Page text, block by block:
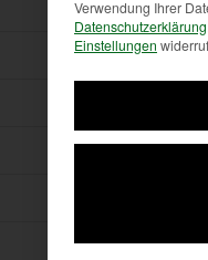
Verwendung Ihrer
Datenschutzerklärung
Einstellungen